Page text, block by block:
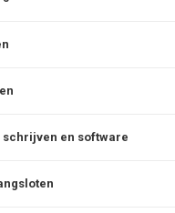
en software